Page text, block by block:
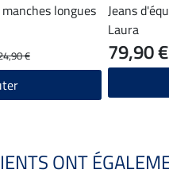
longues
€
Jeans
Laura
79,90 €
ONT